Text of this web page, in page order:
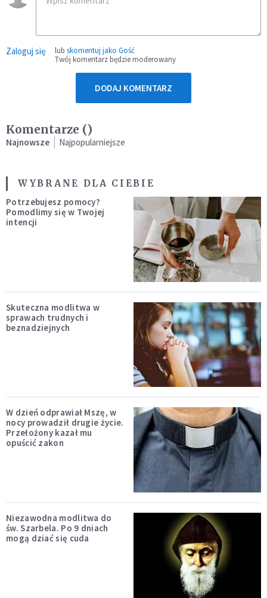
Zaloguj się lub skomentuj jako Gość
Twój komentarz będzie moderowany
DODAJ KOMENTARZ
Komentarze ()
Najnowsze Najpopularniejsze
WYBRANE DLA CIEBIE
Potrzebujesz pomocy?
Pomodlimy się w Twojej
intencji
Skuteczna modlitwa w
sprawach trudnych i
beznadziejnych
W dzień odprawiał Mszę, w
nocy prowadził drugie życie.
Przełożony kazał mu
opuścić zakon
Niezawodna modlitwa do
św. Szarbela. Po 9 dniach
mogą dziać się cuda